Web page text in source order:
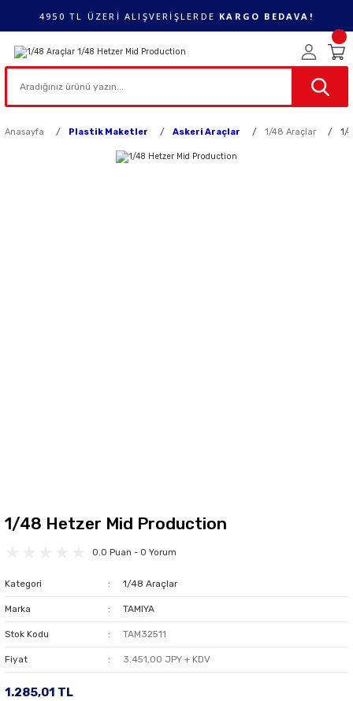
4950 TL ÜZERİ ALIŞVERİŞLERDE KARGO BEDAVA!
Anasayfa Plastik Maketler Askeri Araçlar 1/48 Araçlar 1/
1/48 Hetzer Mid Production
0.0 Puan - 0 Yorum
Kategori 1/48 Araçlar
Marka TAMIYA
Stok Kodu TAM32511
Fiyat 3.451,00 JPY + KDV
1.285,01 TL